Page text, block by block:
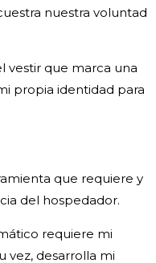
nuestra voluntad
vestir que marca una
propia identidad para
que requiere y
del hospedador.
requiere mi
vez, desarrolla mi